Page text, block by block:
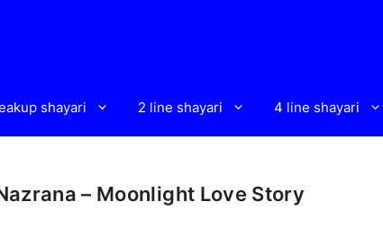
shayari 2 line shayari 4 line shayari
– Moonlight Love Story